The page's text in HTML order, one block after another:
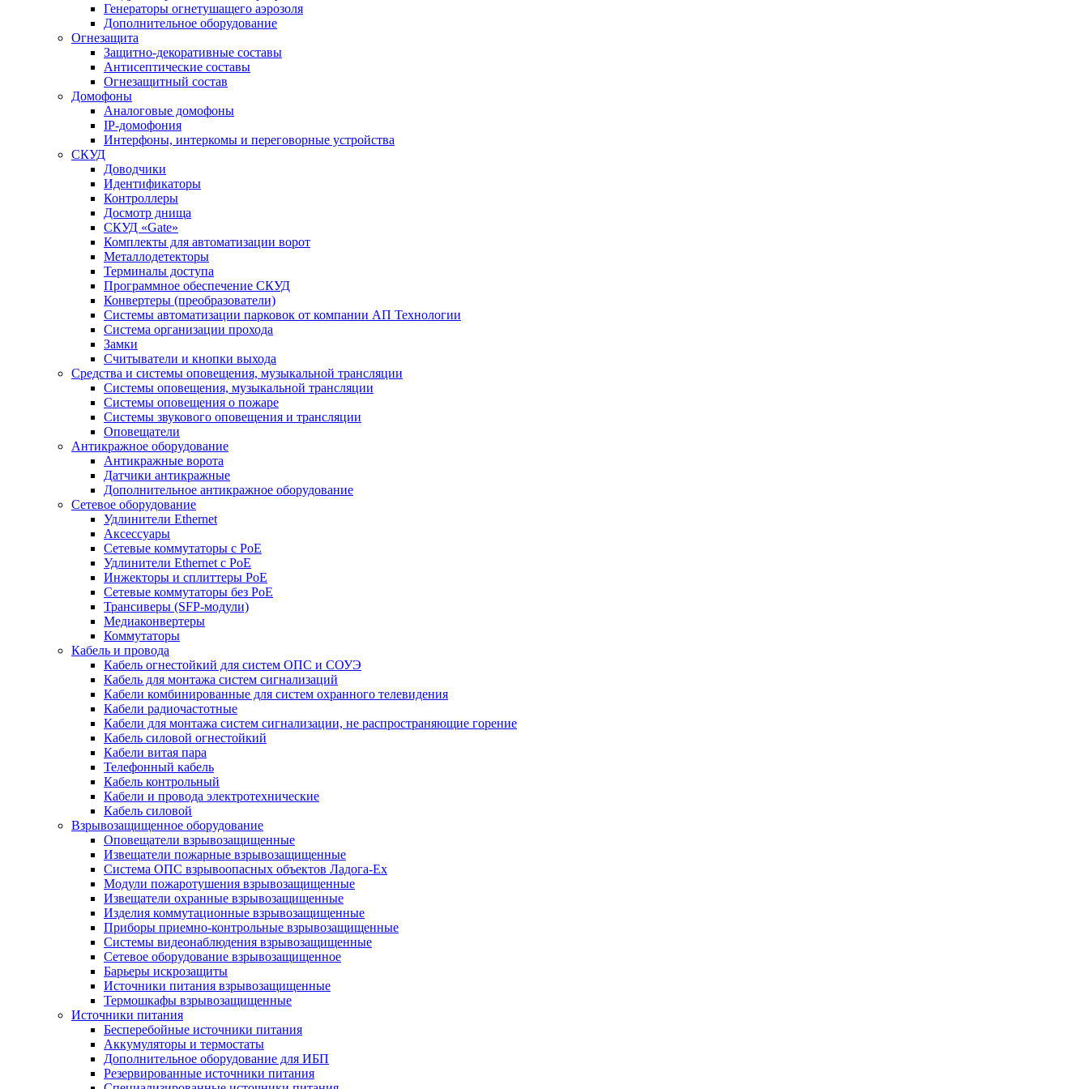
Генераторы огнетушащего аэрозоля
Дополнительное оборудование
Огнезащита
Защитно-декоративные составы
Антисептические составы
Огнезащитный состав
Домофоны
Аналоговые домофоны
IP-домофония
Интерфоны, интеркомы и переговорные устройства
СКУД
Доводчики
Идентификаторы
Контроллеры
Досмотр днища
СКУД «Gate»
Комплекты для автоматизации ворот
Металлодетекторы
Терминалы доступа
Программное обеспечение СКУД
Конвертеры (преобразователи)
Системы автоматизации парковок от компании АП Технологии
Система организации прохода
Замки
Считыватели и кнопки выхода
Средства и системы оповещения, музыкальной трансляции
Системы оповещения, музыкальной трансляции
Системы оповещения о пожаре
Системы звукового оповещения и трансляции
Оповещатели
Антикражное оборудование
Антикражные ворота
Датчики антикражные
Дополнительное антикражное оборудование
Сетевое оборудование
Удлинители Ethernet
Аксессуары
Сетевые коммутаторы с РоЕ
Удлинители Ethernet с PoE
Инжекторы и сплиттеры РоЕ
Сетевые коммутаторы без РоЕ
Трансиверы (SFP-модули)
Медиаконвертеры
Коммутаторы
Кабель и провода
Кабель огнестойкий для систем ОПС и СОУЭ
Кабель для монтажа систем сигнализаций
Кабели комбинированные для систем охранного телевидения
Кабели радиочастотные
Кабели для монтажа систем сигнализации, не распространяющие горение
Кабель силовой огнестойкий
Кабели витая пара
Телефонный кабель
Кабель контрольный
Кабели и провода электротехнические
Кабель силовой
Взрывозащищенное оборудование
Оповещатели взрывозащищенные
Извещатели пожарные взрывозащищенные
Система ОПС взрывоопасных объектов Ладога-Ex
Модули пожаротушения взрывозащищенные
Извещатели охранные взрывозащищенные
Изделия коммутационные взрывозащищенные
Приборы приемно-контрольные взрывозащищенные
Системы видеонаблюдения взрывозащищенные
Сетевое оборудование взрывозащищенное
Барьеры искрозащиты
Источники питания взрывозащищенные
Термошкафы взрывозащищенные
Источники питания
Бесперебойные источники питания
Аккумуляторы и термостаты
Дополнительное оборудование для ИБП
Резервированные источники питания